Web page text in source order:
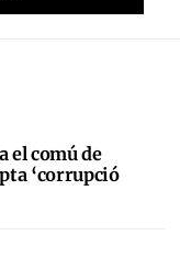
el comú de
‘corrupció